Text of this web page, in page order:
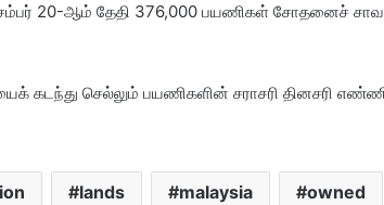
20-ஆம் தேதி 376,000 பயணிகள் சோதனைச்
கடந்து செல்லும் பயணிகளின் சராசரி தினசரி
lands malaysia owned